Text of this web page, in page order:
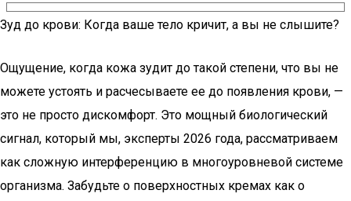
Зуд до крови: Когда ваше тело кричит, а вы не слышите?
Ощущение, когда кожа зудит до такой степени, что вы не
можете устоять и расчесываете ее до появления крови, —
это не просто дискомфорт. Это мощный биологический
сигнал, который мы, эксперты 2026 года, рассматриваем
как сложную интерференцию в многоуровневой системе
организма. Забудьте о поверхностных кремах как о